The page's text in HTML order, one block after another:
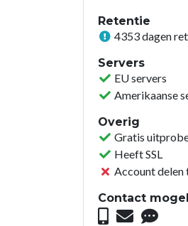
Retentie
4353 dagen
Servers
EU servers
Amerikaanse
Overig
Gratis
Heeft SSL
Account delen
Contact